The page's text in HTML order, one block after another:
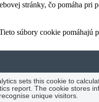
stránky, čo pomáha pri
súbory cookie
sets this cookie to
report. The cookie stores
unique visitors.